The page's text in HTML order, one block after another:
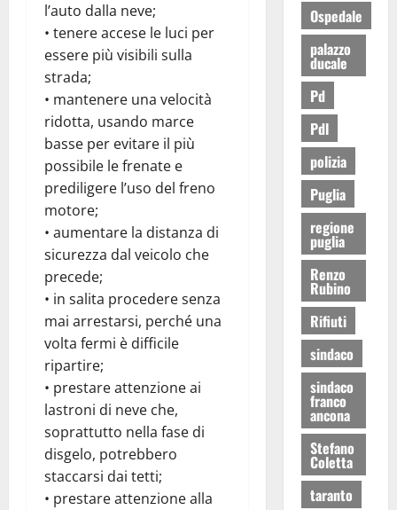
l’auto dalla neve;
• tenere accese le luci per
essere più visibili sulla
strada;
• mantenere una velocità
ridotta, usando marce
basse per evitare il più
possibile le frenate e
prediligere l’uso del freno
motore;
• aumentare la distanza di
sicurezza dal veicolo che
precede;
• in salita procedere senza
mai arrestarsi, perché una
volta fermi è difficile
ripartire;
• prestare attenzione ai
lastroni di neve che,
soprattutto nella fase di
disgelo, potrebbero
staccarsi dai tetti;
• prestare attenzione alla
Ospedale
palazzo
ducale
Pd
Pdl
polizia
Puglia
regione
puglia
Renzo
Rubino
Rifiuti
sindaco
sindaco
franco
ancona
Stefano
Coletta
taranto